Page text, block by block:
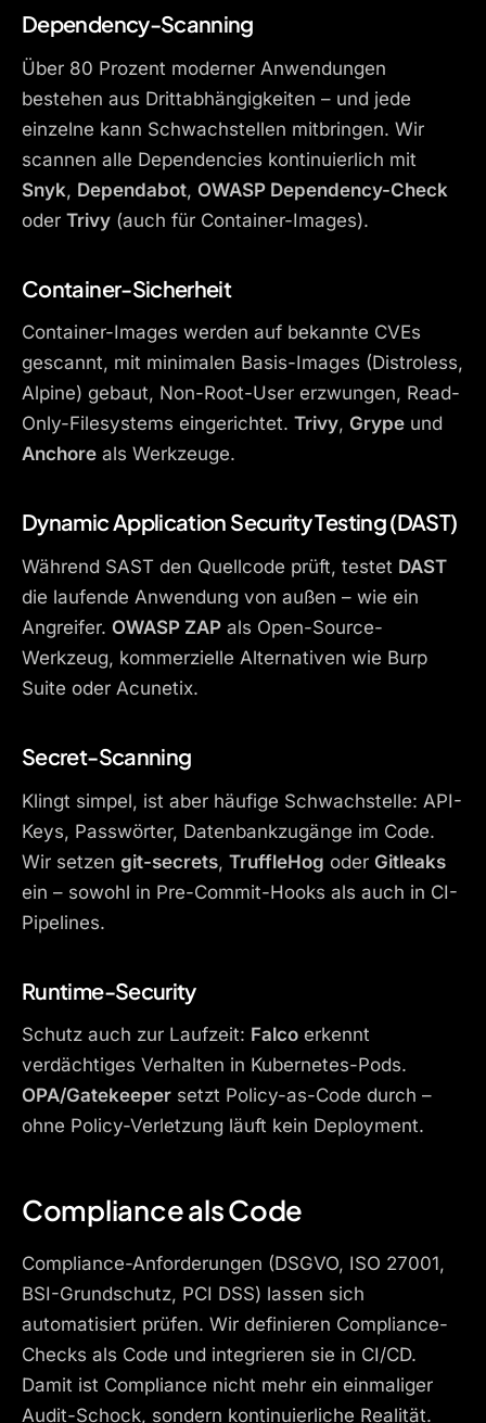
Dependency-Scanning
Über 80 Prozent moderner Anwendungen
bestehen aus Drittabhängigkeiten – und jede
einzelne kann Schwachstellen mitbringen. Wir
scannen alle Dependencies kontinuierlich mit
Snyk, Dependabot, OWASP Dependency-Check
oder Trivy (auch für Container-Images).
Container-Sicherheit
Container-Images werden auf bekannte CVEs
gescannt, mit minimalen Basis-Images (Distroless,
Alpine) gebaut, Non-Root-User erzwungen, Read-
Only-Filesystems eingerichtet. Trivy, Grype und
Anchore als Werkzeuge.
Dynamic Application Security Testing (DAST)
Während SAST den Quellcode prüft, testet DAST
die laufende Anwendung von außen – wie ein
Angreifer. OWASP ZAP als Open-Source-
Werkzeug, kommerzielle Alternativen wie Burp
Suite oder Acunetix.
Secret-Scanning
Klingt simpel, ist aber häufige Schwachstelle: API-
Keys, Passwörter, Datenbankzugänge im Code.
Wir setzen git-secrets, TruffleHog oder Gitleaks
ein – sowohl in Pre-Commit-Hooks als auch in CI-
Pipelines.
Runtime-Security
Schutz auch zur Laufzeit: Falco erkennt
verdächtiges Verhalten in Kubernetes-Pods.
OPA/Gatekeeper setzt Policy-as-Code durch –
ohne Policy-Verletzung läuft kein Deployment.
Compliance als Code
Compliance-Anforderungen (DSGVO, ISO 27001,
BSI-Grundschutz, PCI DSS) lassen sich
automatisiert prüfen. Wir definieren Compliance-
Checks als Code und integrieren sie in CI/CD.
Damit ist Compliance nicht mehr ein einmaliger
Audit-Schock, sondern kontinuierliche Realität.